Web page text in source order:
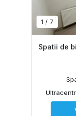
1 / 7
Spatii de